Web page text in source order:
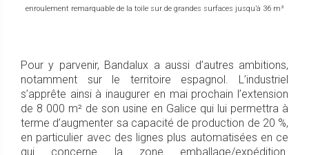
enroulement remarquable de la toile sur de grandes surfaces jusqu’à 36 m²
Pour y parvenir, Bandalux a aussi d’autres ambitions,
notamment sur le territoire espagnol. L’industriel
s’apprête ainsi à inaugurer en mai prochain l’extension
de 8 000 m² de son usine en Galice qui lui permettra à
terme d’augmenter sa capacité de production de 20 %,
en particulier avec des lignes plus automatisées en ce
qui concerne la zone emballage/expédition.